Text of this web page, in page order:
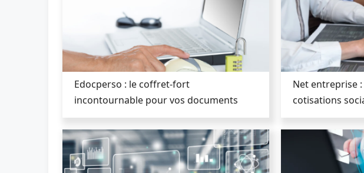
Edocperso : le coffret-fort
incontournable pour vos documents
Net entreprise
cotisations